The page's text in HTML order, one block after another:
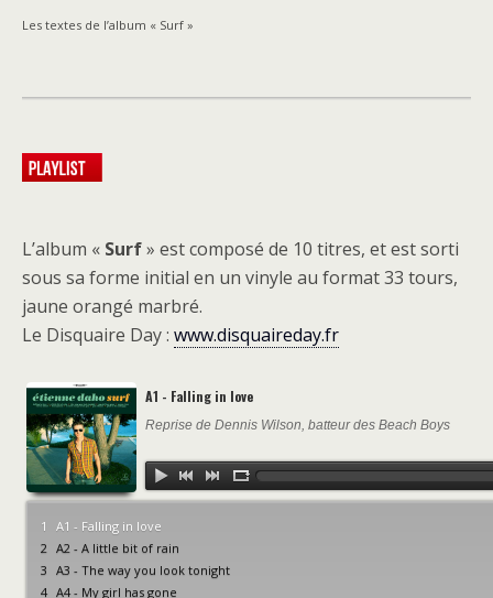
Les textes de l’album « Surf »
L’album « Surf» est composé de 10 titres, et est sorti
sous sa forme initial en un vinyle au format 33 tours,
jaune orangé marbré.
Le Disquaire Day : www.disquaireday.fr
A1 - Falling in love
Reprise de Dennis Wilson, batteur des Beach Boys
1
A1 - Falling in love
2 A2 - A little bit of rain
3 A3 - The way you look tonight
4 A4 - My girl has gone